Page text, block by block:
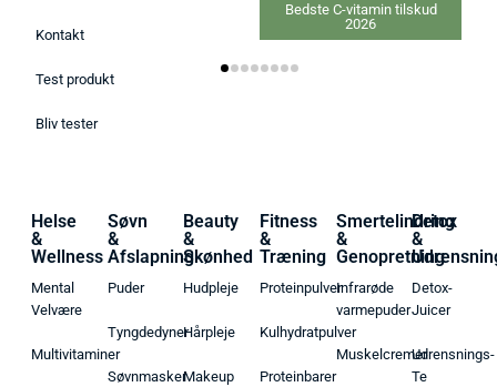
Kontakt
Test produkt
Bliv tester
Bedste C-vitamin tilskud
2026
Helse
&
Wellness
Mental
Velvære
Multivitaminer
Søvn
&
Afslapning
Puder
Tyngdedyner
Søvnmasker
Beauty
&
Skønhed
Hudpleje
Hårpleje
Makeup
Fitness
&
Træning
Proteinpulver
Kulhydratpulver
Proteinbarer
Smertelindring
&
Genopretning
Infrarøde
varmepuder
Muskelcremer
Detox
&
Detox-
Juicer
Udrensnings-
Te